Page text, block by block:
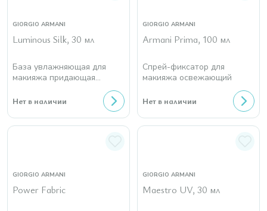
GIORGIO ARMANI
Luminous Silk, 30 мл
База увлажняющая для
макияжа придающая
Нет в наличии
GIORGIO ARMANI
Armani Prima, 100 мл
Спрей-фиксатор для
макияжа освежающий
Нет в наличии
GIORGIO ARMANI
Power Fabric
GIORGIO ARMANI
Maestro UV, 30 мл